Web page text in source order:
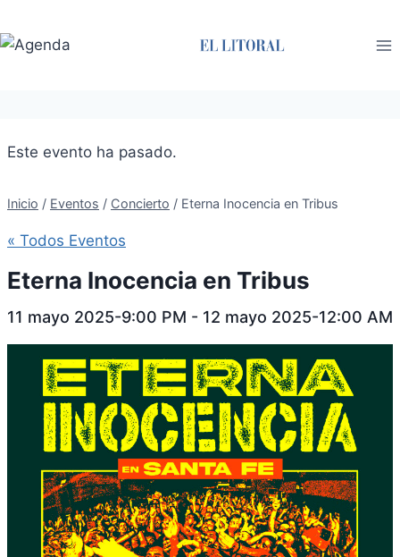
al
contenido
Este evento ha pasado.
Inicio / Eventos / Concierto / Eterna Inocencia en Tribus
« Todos Eventos
Eterna Inocencia en Tribus
11 mayo 2025-9:00 PM - 12 mayo 2025-12:00 AM